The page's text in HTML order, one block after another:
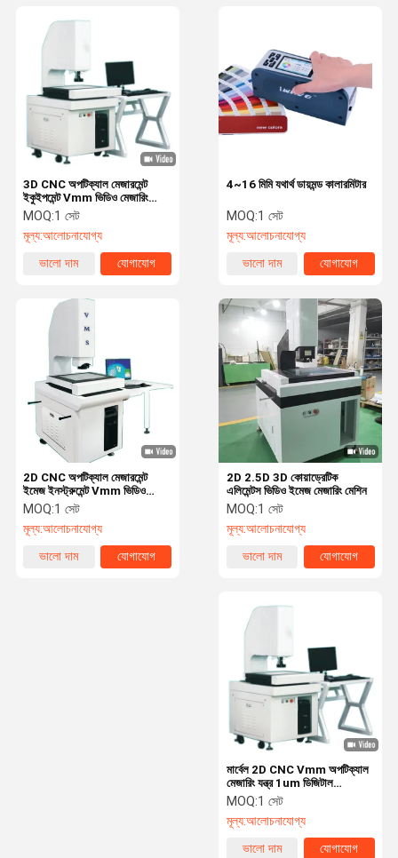
ভিডিও আমাদের সম্বন্ধে
আমাদের সাথে
খবর
4~16 মিমি যথার্থ ডায়মন্ড কালারমিটার
MOQ:1 সেট
মূল্য:আলোচনাযোগ্য
ভালো দাম
যোগাযোগ
3D CNC অপটিক্যাল মেজারমেন্ট
ইকুইপমেন্ট Vmm ভিডিও মেজারিং
মেশিন টেবিল
MOQ:1 সেট
মূল্য:আলোচনাযোগ্য
ভালো দাম
যোগাযোগ
2D 2.5D 3D কোয়াড্রেটিক
এলিমেন্টস ভিডিও ইমেজ মেজারিং মেশিন
MOQ:1 সেট
মূল্য:আলোচনাযোগ্য
ভালো দাম
যোগাযোগ
2D CNC অপটিক্যাল মেজারমেন্ট
ইমেজ ইনস্ট্রুমেন্ট Vmm ভিডিও
মেজারিং মেশিন
MOQ:1 সেট
মূল্য:আলোচনাযোগ্য
ভালো দাম
যোগাযোগ
মার্বেল 2D CNC Vmm অপটিক্যাল
মেজারিং যন্ত্র 1um ডিজিটাল
রেজোলিউশন
MOQ:1 সেট
মূল্য:আলোচনাযোগ্য
ভালো দাম
যোগাযোগ